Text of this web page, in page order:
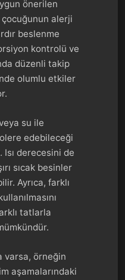
önerilen
alerji
beslenme
kontrolü ve
düzenli takip
olumlu etkiler
su ile
edebileceği
Isı derecesini de
sıcak besinler
Ayrıca, farklı
tatlarla
varsa, örneğin
aşamalarındaki